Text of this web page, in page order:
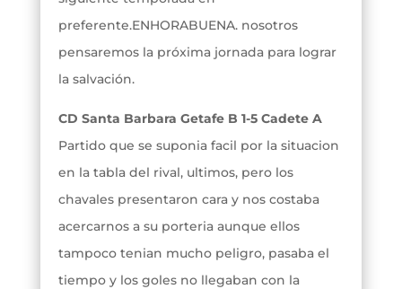
preferente.ENHORABUENA. nosotros
pensaremos la próxima jornada para lograr
la salvación.
CD Santa Barbara Getafe B 1-5 Cadete A
Partido que se suponia facil por la situacion
en la tabla del rival, ultimos, pero los
chavales presentaron cara y nos costaba
acercarnos a su porteria aunque ellos
tampoco tenian mucho peligro, pasaba el
tiempo y los goles no llegaban con la